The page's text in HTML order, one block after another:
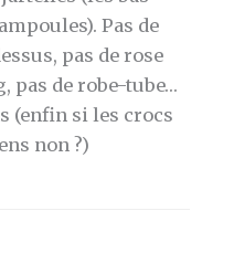
Pas de
pas de rose
pas de robe-tube…
(enfin si les crocs
non ?)